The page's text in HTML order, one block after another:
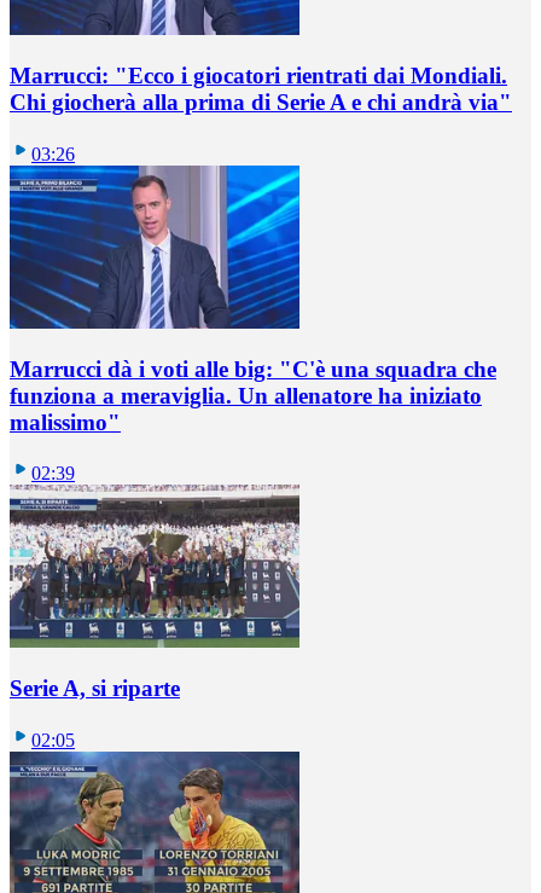
Marrucci: "Ecco i giocatori rientrati dai Mondiali.
Chi giocherà alla prima di Serie A e chi andrà via"
03:26
Marrucci dà i voti alle big: "C'è una squadra che
funziona a meraviglia. Un allenatore ha iniziato
malissimo"
02:39
Serie A, si riparte
02:05